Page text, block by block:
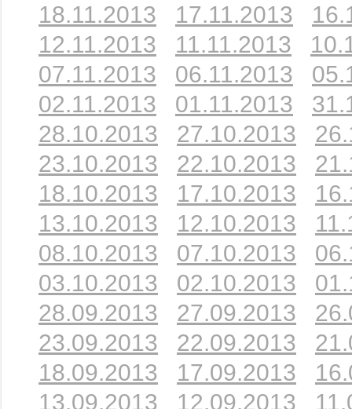
18.11.2013
17.11.2013
12.11.2013
11.11.2013
07.11.2013
06.11.2013
02.11.2013
01.11.2013
28.10.2013
27.10.2013
23.10.2013
22.10.2013
18.10.2013
17.10.2013
13.10.2013
12.10.2013
08.10.2013
07.10.2013
03.10.2013
02.10.2013
28.09.2013
27.09.2013
23.09.2013
22.09.2013
18.09.2013
17.09.2013
13.09.2013
12.09.2013